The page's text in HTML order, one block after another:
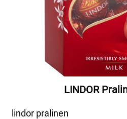
LINDOR
lindor pralinen